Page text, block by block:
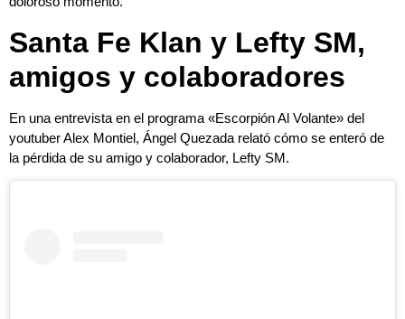
Santa Fe Klan y Lefty SM,
amigos y colaboradores
En una entrevista en el programa «Escorpión Al Volante» del
youtuber Alex Montiel, Ángel Quezada relató cómo se enteró de
la pérdida de su amigo y colaborador, Lefty SM.